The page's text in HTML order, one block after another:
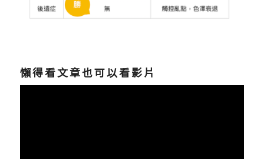
懶得看文章也可以看影片